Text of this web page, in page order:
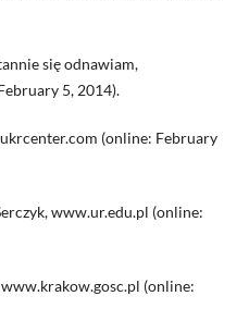
się odnawiam,
5, 2014).
(online: February
www.ur.edu.pl (online:
www.krakow.gosc.pl (online: